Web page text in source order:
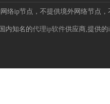
络ip节点，不提供境外网络节点
内知名的代理ip软件供应商,提供的